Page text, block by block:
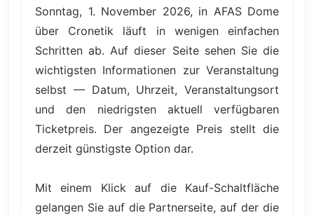
Sonntag, 1. November 2026, in AFAS Dome
über Cronetik läuft in wenigen einfachen
Schritten ab. Auf dieser Seite sehen Sie die
wichtigsten Informationen zur Veranstaltung
selbst — Datum, Uhrzeit, Veranstaltungsort
und den niedrigsten aktuell verfügbaren
Ticketpreis. Der angezeigte Preis stellt die
derzeit günstigste Option dar.
Mit einem Klick auf die Kauf-Schaltfläche
gelangen Sie auf die Partnerseite, auf der die